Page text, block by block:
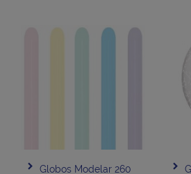
Globos Modelar 260